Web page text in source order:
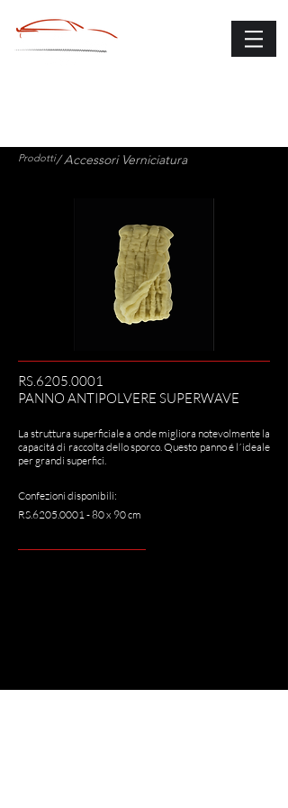
Prodotti/ Accessori Verniciatura
RS.6205.0001
PANNO ANTIPOLVERE SUPERWAVE
La struttura superficiale a onde migliora notevolmente la
capacitá di raccolta dello sporco. Questo panno é l´ideale
per grandi superfici.
Confezioni disponibili:
RS.6205.0001 - 80 x 90 cm